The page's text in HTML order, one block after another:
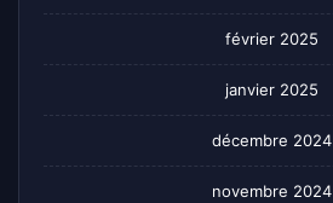
février 2025
janvier 2025
décembre 2024
novembre 2024